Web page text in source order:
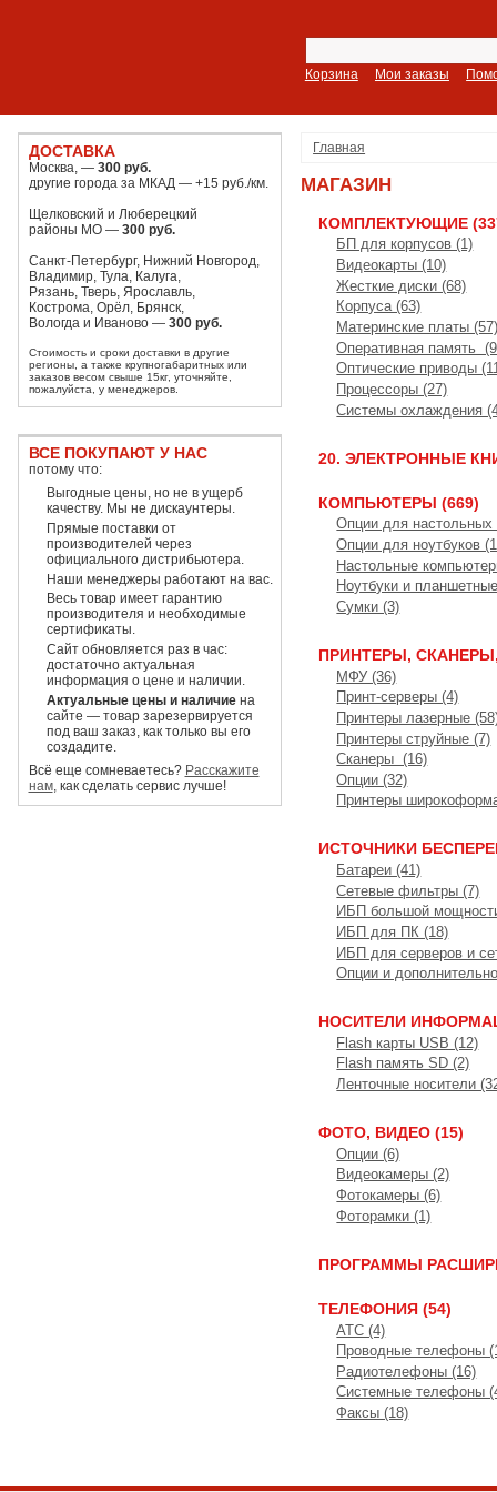
Корзина Мои заказы
ДОСТАВКА
Москва, — 300 руб.
другие города за МКАД — +15 руб./км.
Щелковский и Люберецкий
районы МО — 300 руб.
Санкт-Петербург, Нижний Новгород,
Владимир, Тула, Калуга,
Рязань, Тверь, Ярославль,
Кострома, Орёл, Брянск,
Вологда и Иваново — 300 руб.
Стоимость и сроки доставки в другие
регионы, а также крупногабаритных или
заказов весом свыше 15кг, уточняйте,
пожалуйста, у менеджеров.
ВСЕ ПОКУПАЮТ У НАС
потому что:
Выгодные цены, но не в ущерб
качеству. Мы не дискаунтеры.
Прямые поставки от
производителей через
официального дистрибьютера.
Наши менеджеры работают на вас.
Весь товар имеет гарантию
производителя и необходимые
сертификаты.
Сайт обновляется раз в час:
достаточно актуальная
информация о цене и наличии.
Актуальные цены и наличиена
сайте — товар зарезервируется
под ваш заказ, как только вы его
создадите.
Всё еще сомневаетесь? Расскажите
нам, как сделать сервис лучше!
Главная
МАГАЗИН
КОМПЛЕКТУЮЩИЕ
БП для корпусов (1)
Видеокарты (10)
Жесткие диски (68)
Корпуса (63)
Материнские платы
Оперативная память
Оптические приводы
Процессоры (27)
Системы охлаждения
20. ЭЛЕКТРОННЫЕ
КОМПЬЮТЕРЫ (669)
Опции для настольных
Опции для ноутбуков
Настольные
Ноутбуки и
Сумки (3)
ПРИНТЕРЫ,
МФУ (36)
Принт-серверы (4)
Принтеры лазерные
Принтеры струйные (7)
Сканеры (16)
Опции (32)
Принтеры
ИСТОЧНИКИ
Батареи (41)
Сетевые фильтры (7)
ИБП большой
ИБП для ПК (18)
ИБП для серверов и
Опции и
НОСИТЕЛИ
Flash карты USB (12)
Flash память SD (2)
Ленточные носители
ФОТО, ВИДЕО (15)
Опции (6)
Видеокамеры (2)
Фотокамеры (6)
Фоторамки (1)
ПРОГРАММЫ
ТЕЛЕФОНИЯ (54)
АТС (4)
Проводные телефоны
Радиотелефоны (16)
Системные телефоны
Факсы (18)